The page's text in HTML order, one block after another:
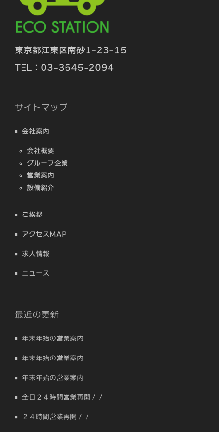
東京都江東区南砂1-23-15
TEL：03-3645-2094
サイトマップ
会社案内
会社概要
グループ企業
営業案内
設備紹介
ご挨拶
アクセスMAP
求人情報
ニュース
最近の更新
年末年始の営業案内
年末年始の営業案内
年末年始の営業案内
全日２４時間営業再開！！
２４時間営業再開！！